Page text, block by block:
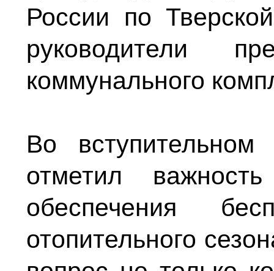
России по
руководители
коммунального
Во
отметил
обеспечения
отопительного